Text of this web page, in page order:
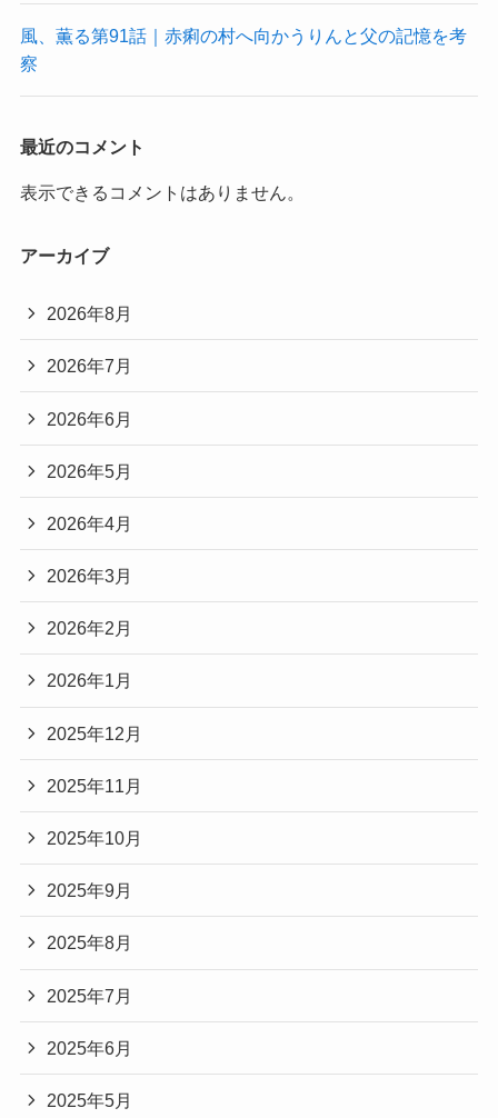
風、薫る第91話｜赤痢の村へ向かうりんと父の記憶を考
察
最近のコメント
表示できるコメントはありません。
アーカイブ
2026年8月
2026年7月
2026年6月
2026年5月
2026年4月
2026年3月
2026年2月
2026年1月
2025年12月
2025年11月
2025年10月
2025年9月
2025年8月
2025年7月
2025年6月
2025年5月